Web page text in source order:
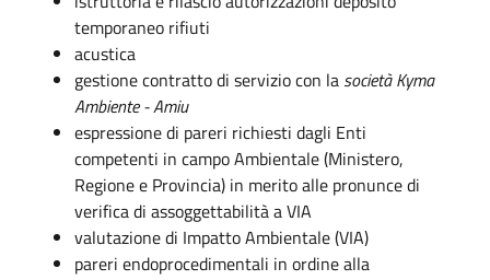
temporaneo rifiuti
acustica
gestione contratto di servizio con la società Kyma
Ambiente - Amiu
espressione di pareri richiesti dagli Enti
competenti in campo Ambientale (Ministero,
Regione e Provincia) in merito alle pronunce di
verifica di assoggettabilità a VIA
valutazione di Impatto Ambientale (VIA)
pareri endoprocedimentali in ordine alla